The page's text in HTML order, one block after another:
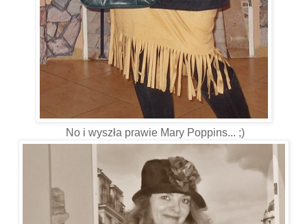
No i wyszła prawie Mary Poppins... ;)